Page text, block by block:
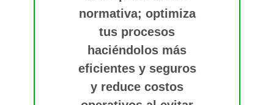
normativa; optimiza
tus procesos
haciéndolos más
eficientes y seguros
y reduce costos